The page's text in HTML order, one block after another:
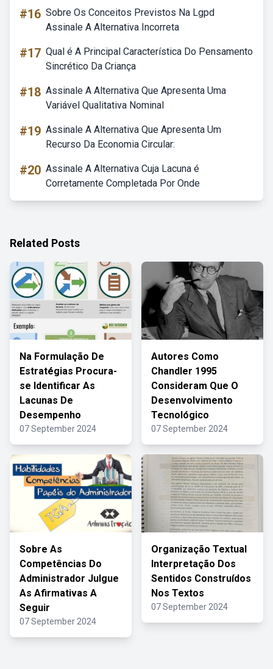
#16 Sobre Os Conceitos Previstos Na Lgpd
Assinale A Alternativa Incorreta
#17 Qual é A Principal Característica Do Pensamento
Sincrético Da Criança
#18 Assinale A Alternativa Que Apresenta Uma
Variável Qualitativa Nominal
#19 Assinale A Alternativa Que Apresenta Um
Recurso Da Economia Circular:
#20 Assinale A Alternativa Cuja Lacuna é
Corretamente Completada Por Onde
Related Posts
Na Formulação De
Estratégias Procura-
se Identificar As
Lacunas De
Desempenho
07 September 2024
Autores Como
Chandler 1995
Consideram Que O
Desenvolvimento
Tecnológico
07 September 2024
Sobre As
Competências Do
Administrador Julgue
As Afirmativas A
Seguir
07 September 2024
Organização Textual
Interpretação Dos
Sentidos Construídos
Nos Textos
07 September 2024